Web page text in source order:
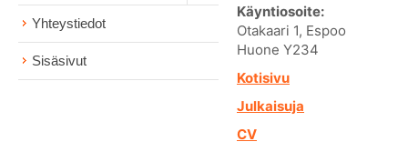
Yhteystiedot
Sisäsivut
Käyntiosoite:
Otakaari 1, Espoo
Huone Y234
Kotisivu
Julkaisuja
CV